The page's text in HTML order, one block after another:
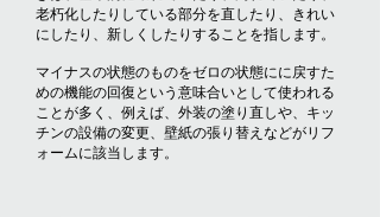
老朽化したりしている部分を直したり、きれい
にしたり、新しくしたりすることを指します。
マイナスの状態のものをゼロの状態にに戻すた
めの機能の回復という意味合いとして使われる
ことが多く、例えば、外装の塗り直しや、キッ
チンの設備の変更、壁紙の張り替えなどがリフ
ォームに該当します。